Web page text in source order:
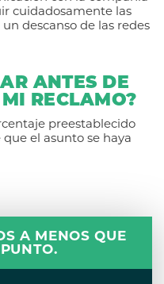
cuidadosamente las
descanso de las redes
ANTES DE
RECLAMO?
preestablecido
el asunto se haya
A MENOS QUE